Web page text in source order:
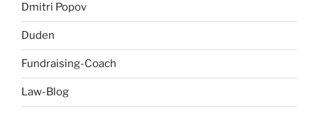
Dmitri Popov
Duden
Fundraising-Coach
Law-Blog